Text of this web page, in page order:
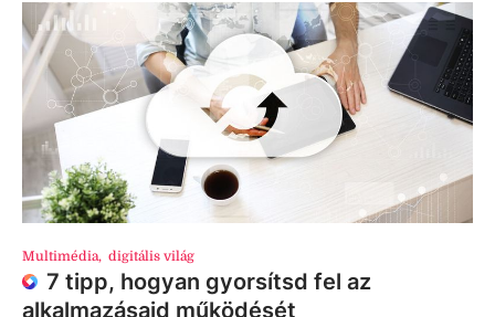
Multimédia, digitális világ
7 tipp, hogyan gyorsítsd fel az
alkalmazásaid működését